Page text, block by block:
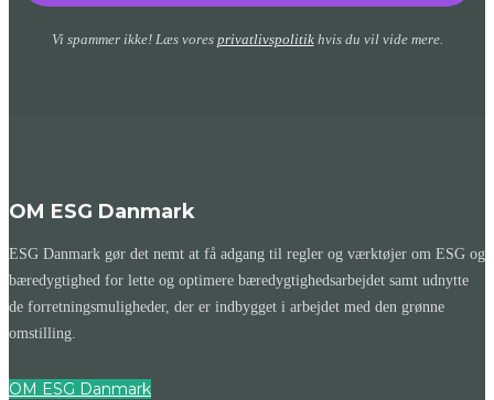
Vi spammer ikke! Læs vores privatlivspolitikhvis du vil vide mere.
OM ESG Danmark
ESG Danmark gør det nemt at få adgang til regler og værktøjer om ESG og
bæredygtighed for lette og optimere bæredygtighedsarbejdet samt udnytte
de forretningsmuligheder, der er indbygget i arbejdet med den grønne
omstilling.
OM ESG Danmark